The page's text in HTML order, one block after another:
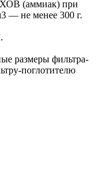
(аммиак) при
— не менее 300 г.
размеры фильтра-
поглотителю